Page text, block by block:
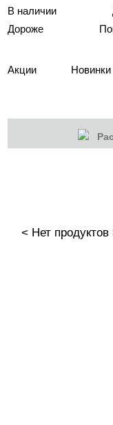
В наличии
Дороже
Акции Новинки
Скоро в продаже
< Нет продуктов